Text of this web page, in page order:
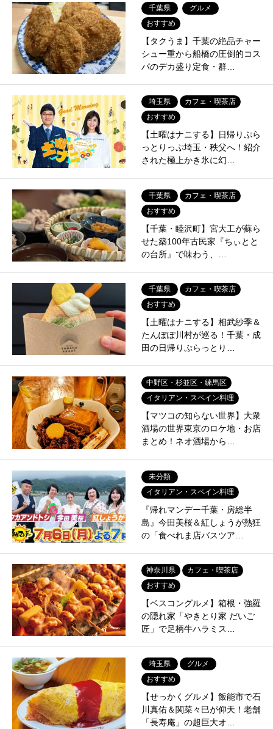
千葉県
グルメ
おすすめ
【タクうま】千葉の絶品チャー
シュー重から船橋の圧倒的コス
パのデカ盛り定食・群…
埼玉県
カフェ・喫茶店
おすすめ
【土曜はナニする】日帰りぷら
っとりっぷ埼玉・秩父へ！紹介
された極上かき氷に幻…
千葉県
カフェ・喫茶店
おすすめ
【千葉・睦沢町】宮大工が蘇ら
せた築100年古民家『ちぃとと
の台所』で味わう、…
千葉県
カフェ・喫茶店
おすすめ
【土曜はナニする】相武紗季＆
たんぽぽ川村が巡る！千葉・成
田の日帰りぷらっとり…
中野区・杉並区・練馬区
イタリアン・スペイン料理
【マツコの知らない世界】大衆
酒場の世界東京のロケ地・お店
まとめ！ネオ酒場から…
未分類
イタリアン・スペイン料理
『帰れマンデー千葉・房総半
島』今田美桜＆紅しょうが熱狂
の「食べれま店バスツア…
神奈川県
カフェ・喫茶店
おすすめ
【ベスコングルメ】箱根・強羅
の隠れ家「やきとり家 だいご
匠」で足柄牛ハラミス…
埼玉県
グルメ
おすすめ
【せっかくグルメ】飯能市で石
川真佑＆関菜々巳が仰天！老舗
「長寿庵」の超巨大オ…